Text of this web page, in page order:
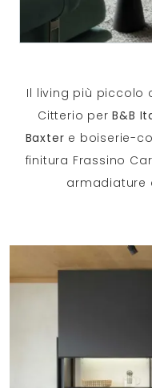
Il living più piccolo
Citterio perB&B
Baxter e boiserie-
finitura Frassino
armadiature